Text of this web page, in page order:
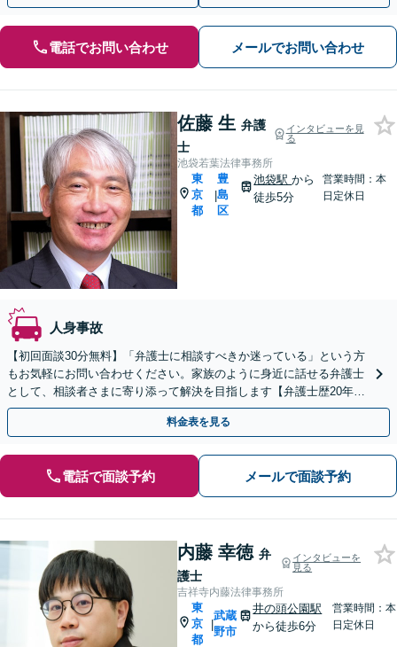
電話でお問い合わせ メールでお問い合わせ
佐藤 生 弁護
士
インタビューを見
る
池袋若葉法律事務所
東
京
都
|
豊
島
区
池袋駅から
徒歩5分
営業時間：本
日定休日
人身事故
【初回面談30分無料】「弁護士に相談すべきか迷っている」という方
もお気軽にお問い合わせください。家族のように身近に話せる弁護士
として、相談者さまに寄り添って解決を目指します【弁護士歴20年】
【池袋駅5分】
料金表を見る
電話で面談予約 メールで面談予約
内藤 幸徳 弁
護士
インタビューを
見る
吉祥寺内藤法律事務所
東
京
都
|
武蔵
野市
井の頭公園駅
から徒歩6分
営業時間：本
日定休日